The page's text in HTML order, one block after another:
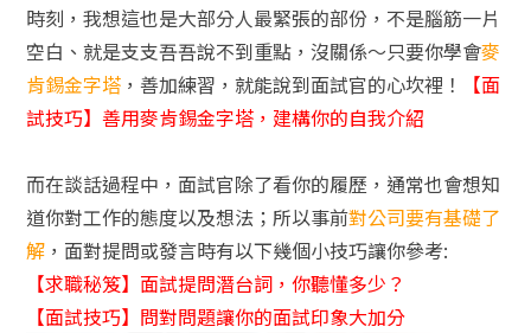
時刻，我想這也是大部分人最緊張的部份，不是腦筋一片
空白、就是支支吾吾說不到重點，沒關係～只要你學會麥
肯錫金字塔 ，善加練習，就能說到面試官的心坎裡！
【面
試技巧】善用麥肯錫金字塔，建構你的自我介紹
而在談話過程中，面試官除了看你的履歷，通常也會想知
道你對工作的態度以及想法；所以事前對公司要有基礎了
解 ，面對提問或發言時有以下幾個小技巧讓你參考:
【求職秘笈】面試提問潛台詞，你聽懂多少？
【面試技巧】問對問題讓你的面試印象大加分